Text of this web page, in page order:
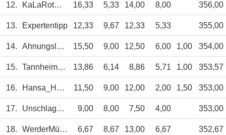
12. KaLaRotWeiss 16,33 5,33 14,00 8,00 356,00
13. Expertentipp 12,33 9,67 12,33 5,33 355,00
14. Ahnungslose 15,50 9,00 12,50 6,00 1,00 354,00
15. Tannheimertal 13,86 6,14 8,86 5,71 1,00 353,57
16. Hansa_Homburg 11,50 9,00 12,00 2,00 1,50 353,00
17. Unschlagbaren 9,00 8,00 7,50 4,00 353,00
18. WerderMühlbach 6,67 8,67 13,00 6,67 352,67